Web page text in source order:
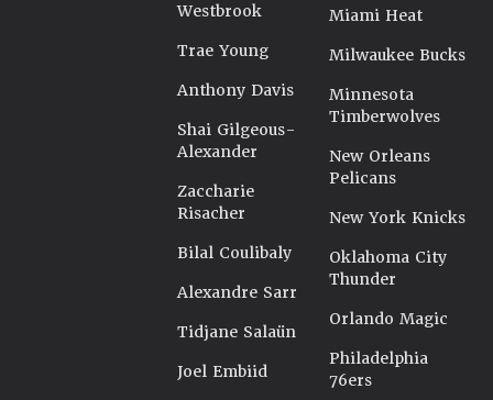
Westbrook
Trae Young
Anthony Davis
Shai Gilgeous-
Alexander
Zaccharie
Risacher
Bilal Coulibaly
Alexandre Sarr
Tidjane Salaün
Joel Embiid
Miami Heat
Milwaukee Bucks
Minnesota
Timberwolves
New Orleans
Pelicans
New York Knicks
Oklahoma City
Thunder
Orlando Magic
Philadelphia
76ers